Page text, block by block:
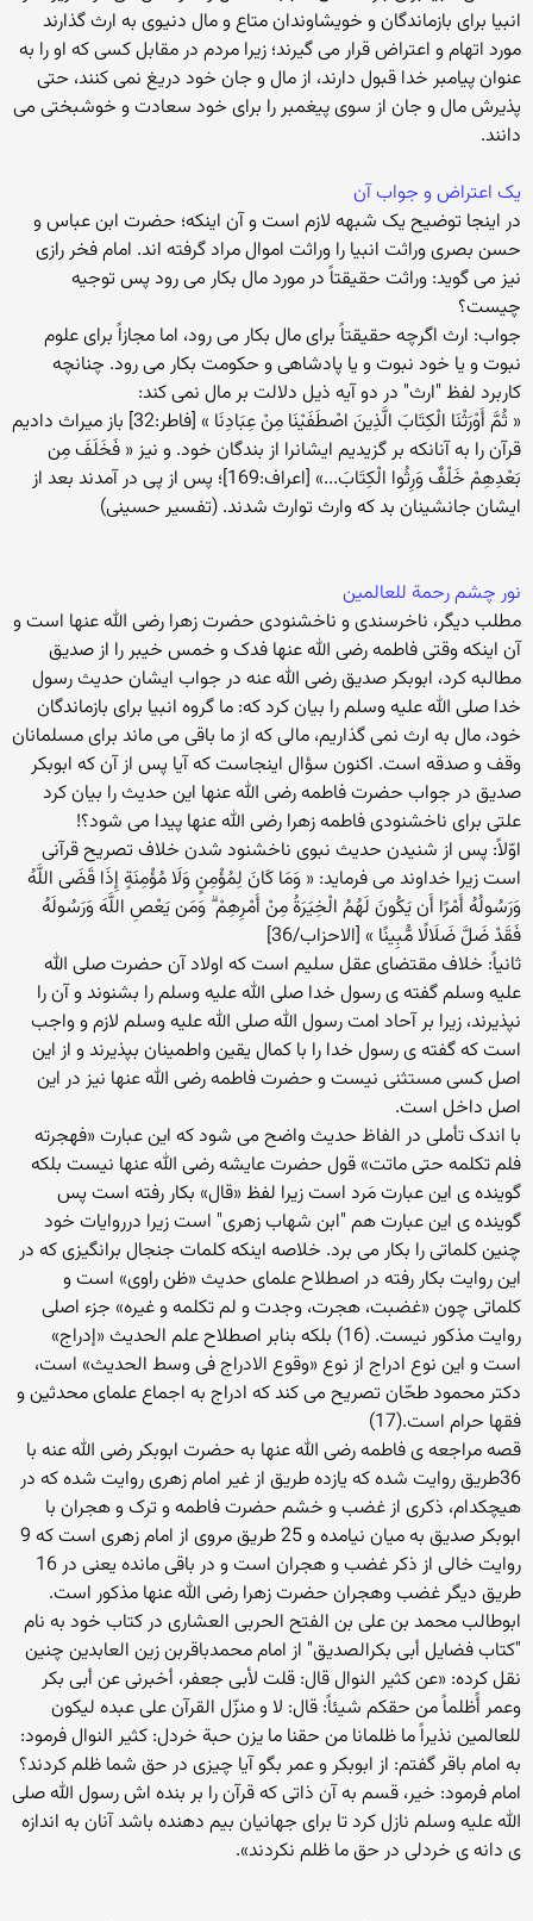
انبیا برای بازماندگان و خویشاوندان متاع و مال دنیوی به ارث گذارند
مورد اتهام و اعتراض قرار می گیرند؛ زیرا مردم در مقابل کسی که او را به
عنوان پیامبر خدا قبول دارند، از مال و جان خود دریغ نمی کنند، حتی
پذیرش مال و جان از سوی پیغمبر را برای خود سعادت و خوشبختی می
دانند.
یک اعتراض و جواب آن
در اینجا توضیح یک شبهه لازم است و آن اینکه؛ حضرت ابن عباس و
حسن بصری وراثت انبیا را وراثت اموال مراد گرفته اند. امام فخر رازی
نیز می گوید: وراثت حقیقتاً در مورد مال بکار می رود پس توجیه
چیست؟
جواب: ارث اگرچه حقیقتاً برای مال بکار می رود، اما مجازاً برای علوم
نبوت و یا خود نبوت و یا پادشاهی و حکومت بکار می رود. چنانچه
کاربرد لفظ "ارث" در دو آیه ذیل دلالت بر مال نمی کند:
« ثُمَّ أَوْرَثْنَا الْكِتَابَ الَّذِينَ اصْطَفَيْنَا مِنْ عِبَادِنَا » [فاطر:32] باز میراث دادیم
قرآن را به آنانکه بر گزیدیم ایشانرا از بندگان خود. و نیز « فَخَلَفَ مِن
بَعْدِهِمْ خَلْفٌ وَرِثُوا الْكِتَابَ...» [اعراف:169]؛ پس از پی در آمدند بعد از
ایشان جانشینان بد که وارث توارث شدند. (تفسیر حسینی)
نور چشم رحمة للعالمین
مطلب دیگر، ناخرسندی و ناخشنودی حضرت زهرا رضی الله عنها است و
آن اینکه وقتی فاطمه رضی الله عنها فدک و خمس خیبر را از صدیق
مطالبه کرد، ابوبکر صدیق رضی الله عنه در جواب ایشان حدیث رسول
خدا صلی الله علیه وسلم را بیان کرد که: ما گروه انبیا برای بازماندگان
خود، مال به ارث نمی گذاریم، مالی که از ما باقی می ماند برای مسلمانان
وقف و صدقه است. اکنون سؤال اینجاست که آیا پس از آن که ابوبکر
صدیق در جواب حضرت فاطمه رضی الله عنها این حدیث را بیان کرد
علتی برای ناخشنودی فاطمه زهرا رضی الله عنها پیدا می شود؟!
اوّلاً: پس از شنیدن حدیث نبوی ناخشنود شدن خلاف تصریح قرآنی
است زیرا خداوند می فرماید: « وَمَا كَانَ لِمُؤْمِنٍ وَلَا مُؤْمِنَةٍ إِذَا قَضَى اللَّهُ
وَرَسُولُهُ أَمْرًا أَن يَكُونَ لَهُمُ الْخِيَرَةُ مِنْ أَمْرِهِمْ ۗ وَمَن يَعْصِ اللَّهَ وَرَسُولَهُ
فَقَدْ ضَلَّ ضَلَالًا مُّبِينًا » [الاحزاب/36]
ثانیاً: خلاف مقتضای عقل سلیم است که اولاد آن حضرت صلی الله
علیه وسلم گفته ی رسول خدا صلی الله علیه وسلم را بشنوند و آن را
نپذیرند، زیرا بر آحاد امت رسول الله صلی الله علیه وسلم لازم و واجب
است که گفته ی رسول خدا را با کمال یقین واطمینان بپذیرند و از این
اصل کسی مستثنی نیست و حضرت فاطمه رضی الله عنها نیز در این
اصل داخل است.
با اندک تأملی در الفاظ حدیث واضح می شود که این عبارت «فهجرته
فلم تکلمه حتی ماتت» قول حضرت عایشه رضی الله عنها نیست بلکه
گوینده ی این عبارت مَرد است زیرا لفظ «قال» بکار رفته است پس
گوینده ی این عبارت هم "ابن شهاب زهری" است زیرا درروایات خود
چنین کلماتی را بکار می برد. خلاصه اینکه کلمات جنجال برانگیزی که در
این روایت بکار رفته در اصطلاح علمای حدیث «ظن راوی» است و
کلماتی چون «غضبت، هجرت، وجدت و لم تکلمه و غیره» جزء اصلی
روایت مذکور نیست. (16) بلکه بنابر اصطلاح علم الحدیث «إدراج»
است و این نوع ادراج از نوع «وقوع الادراج فی وسط الحدیث» است،
دکتر محمود طحّان تصریح می کند که ادراج به اجماع علمای محدثین و
فقها حرام است.(17)
قصه مراجعه ی فاطمه رضی الله عنها به حضرت ابوبکر رضی الله عنه با
36طریق روایت شده که یازده طریق از غیر امام زهری روایت شده که در
هیچکدام، ذکری از غضب و خشم حضرت فاطمه و ترک و هجران با
ابوبکر صدیق به میان نیامده و 25 طریق مروی از امام زهری است که 9
روایت خالی از ذکر غضب و هجران است و در باقی مانده یعنی در 16
طریق دیگر غضب وهجران حضرت زهرا رضی الله عنها مذکور است.
ابوطالب محمد بن علی بن الفتح الحربی العشاری در کتاب خود به نام
"کتاب فضایل أبی بکرالصدیق" از امام محمدباقربن زین العابدین چنین
نقل کرده: «عن کثیر النوال قال: قلت لأبی جعفر، أخبرنی عن أبی بکر
وعمر أًظلماً من حقکم شیئاً: قال: لا و منزّل القرآن علی عبده لیکون
للعالمین نذیراً ما ظلمانا من حقنا ما یزن حبة خردل: کثیر النوال فرمود:
به امام باقر گفتم: از ابوبکر و عمر بگو آیا چیزی در حق شما ظلم کردند؟
امام فرمود: خیر، قسم به آن ذاتی که قرآن را بر بنده اش رسول الله صلی
الله علیه وسلم نازل کرد تا برای جهانیان بیم دهنده باشد آنان به اندازه
ی دانه ی خردلی در حق ما ظلم نکردند».